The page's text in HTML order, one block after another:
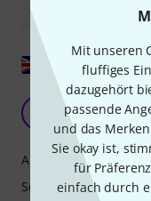
Mit unseren
fluffiges
dazugehört
passende
und das
Sie okay ist,
für
einfach durch
Original zeigen
Unglaublich
Ansprache
Sound